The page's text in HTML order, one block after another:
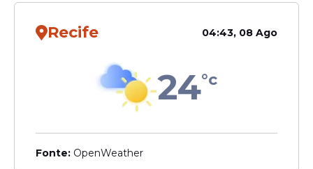
cultura popular brasileira. Em 1995, a
Recife 04:43, 08 Ago
24°c
Fonte: OpenWeather